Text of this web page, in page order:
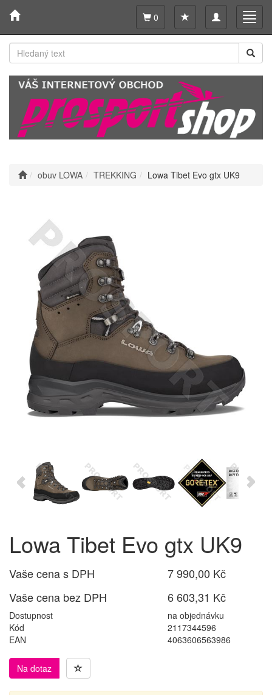
Toggle
navigation
0
obuv LOWA TREKKING Lowa Tibet Evo gtx UK9
Lowa Tibet Evo gtx UK9
Vaše cena s DPH
7 990,00 Kč
Vaše cena bez DPH
6 603,31 Kč
Dostupnost
na objednávku
Kód
2117344596
EAN
4063606563986
Na dotaz